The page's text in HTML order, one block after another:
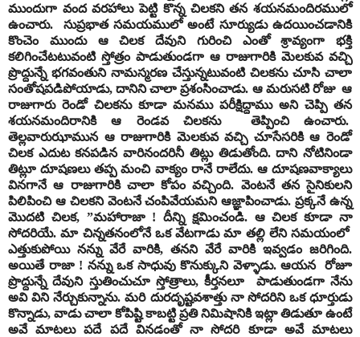
ముందుగా వంద వరహాలు పెట్టి కొన్న చిలకని తన శయనమందిరములో
ఉంచారు. సుప్రభాత సమయములో అంటే సూర్యుడు ఉదయించడానికి
కొంచెం ముందు ఆ చిలక దేవుని గురించి ఎంతో శ్రావ్యంగా భక్తి
కలిగించేటటువంటి స్తోత్రం పాడుతుండగా ఆ రాజుగారికి మెలకువ వచ్చి
ప్రొద్దున్నే భగవంతుని నామస్మరణ చేస్తున్నటువంటి చిలకను చూసి చాలా
సంతోషపడిపోయాడు, దానిని చాలా ప్రశంసించాడు. ఆ మరుసటి రోజు ఆ
రాజుగారు రెండో చిలకను కూడా మనము పరీక్షిద్దాము అని చెప్పి తన
శయనమందిరానికి ఆ రెండవ చిలకను తెప్పించి ఉంచారు.
తెల్లవారుఝామున ఆ రాజుగారికి మెలకువ వచ్చి చూసేసరికి ఆ రెండో
చిలక ఎదుట కనపడిన వారినందరినీ తిట్లు తిడుతోంది. దాని నోటినిండా
తిట్లూ దూషణలు తప్ప మంచి వాక్యం రానే రాలేదు. ఆ దూషణవాక్యాలు
వినగానే ఆ రాజుగారికి చాలా కోపం వచ్చింది. వెంటనే తన సైనికులని
పిలిపించి ఆ చిలకని వెంటనే చంపివేయమని ఆజ్ఞాపించాడు. ప్రక్కనే ఉన్న
మొదటి చిలక, ”మహారాజా ! దీన్ని క్షమించండి. ఆ చిలక కూడా నా
సోదరియే. మా చిన్నతనంలోనే ఒక వేటగాడు మా తల్లి లేని సమయంలో
ఎత్తుకుపోయి నన్ను వేరే వారికి, తనని వేరే వారికి ఇవ్వడం జరిగింది.
అయితే రాజా ! నన్ను ఒక సాధువు కొనుక్కుని వెళ్ళాడు. ఆయన రోజూ
ప్రొద్దున్నే దేవుని స్తుతించుచూ స్తోత్రాలు, కీర్తనలూ పాడుతుండగా నేను
అవి విని నేర్చుకున్నాను. మరి దురదృష్టవశాత్తు నా సోదరిని ఒక ధూర్తుడు
కొన్నాడు, వాడు చాలా కోపిష్టి కాబట్టి ప్రతి నిమిషానికి ఇట్లా తిడుతూ ఉంటే
అవే మాటలు పదే పదే వినడంతో నా సోదరి కూడా అవే మాటలు